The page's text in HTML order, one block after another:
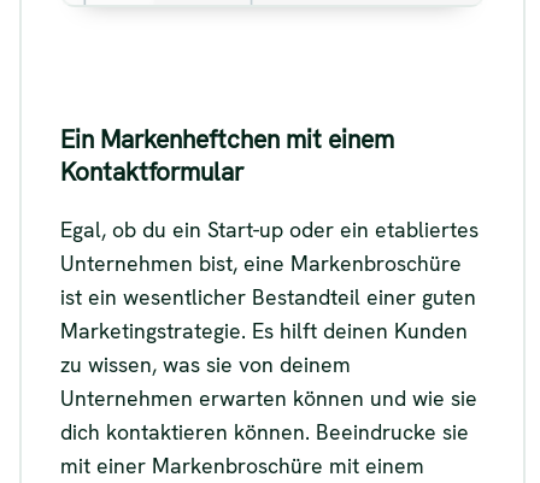
Ein Markenheftchen mit einem
Kontaktformular
Egal, ob du ein Start-up oder ein etabliertes
Unternehmen bist, eine Markenbroschüre
ist ein wesentlicher Bestandteil einer guten
Marketingstrategie. Es hilft deinen Kunden
zu wissen, was sie von deinem
Unternehmen erwarten können und wie sie
dich kontaktieren können. Beeindrucke sie
mit einer Markenbroschüre mit einem